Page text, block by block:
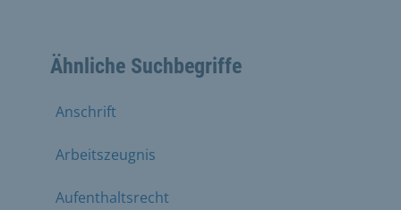
Ähnliche Suchbegriffe
Anschrift
Arbeitszeugnis
Aufenthaltsrecht